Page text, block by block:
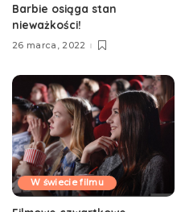
Barbie osiąga stan
nieważkości!
26 marca, 2022
W świecie filmu